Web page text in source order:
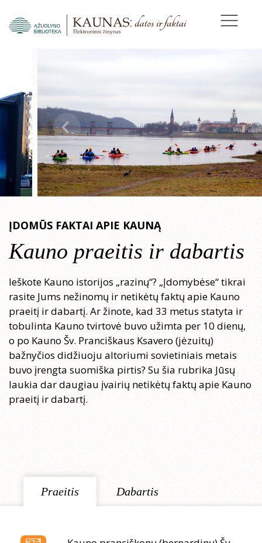
ĮDOMŪS FAKTAI APIE KAUNĄ
Kauno praeitis ir dabartis
Ieškote Kauno istorijos „razinų“? „Įdomybėse“ tikrai
rasite Jums nežinomų ir netikėtų faktų apie Kauno
praeitį ir dabartį. Ar žinote, kad 33 metus statyta ir
tobulinta Kauno tvirtovė buvo užimta per 10 dienų,
o po Kauno Šv. Pranciškaus Ksavero (jėzuitų)
bažnyčios didžiuoju altoriumi sovietiniais metais
buvo įrengta suomiška pirtis? Su šia rubrika Jūsų
laukia dar daugiau įvairių netikėtų faktų apie Kauno
praeitį ir dabartį.
Praeitis Dabartis